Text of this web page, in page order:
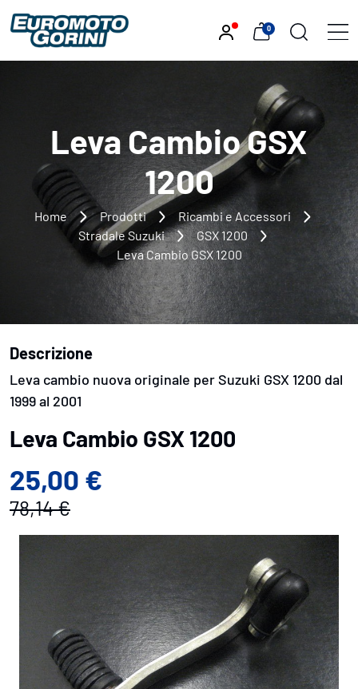
0
Leva Cambio GSX
1200
Home Prodotti
Ricambi e Accessori
Stradale Suzuki
GSX 1200
Leva Cambio GSX 1200
Leva Cambio GSX 1200
25,00 €
78,14 €
Descrizione
Leva cambio nuova originale per Suzuki GSX 1200 dal
1999 al 2001